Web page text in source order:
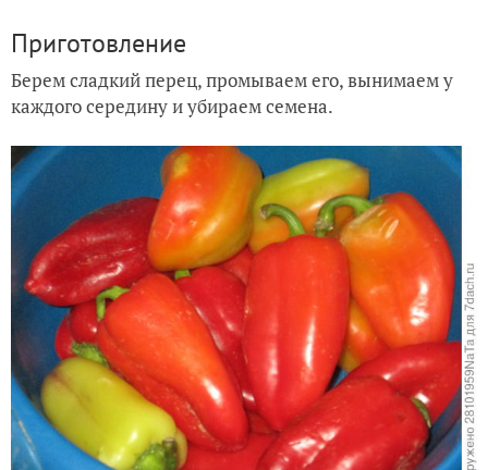
Приготовление
Берем сладкий перец, промываем его, вынимаем у
каждого середину и убираем семена.